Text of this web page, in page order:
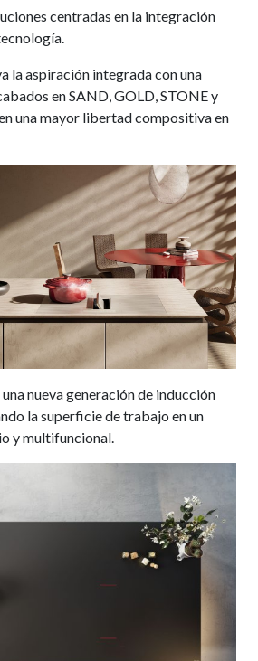
centradas en la integración
la aspiración integrada con una
en SAND, GOLD, STONE y
una mayor libertad compositiva en
nueva generación de inducción
la superficie de trabajo en un
y multifuncional.